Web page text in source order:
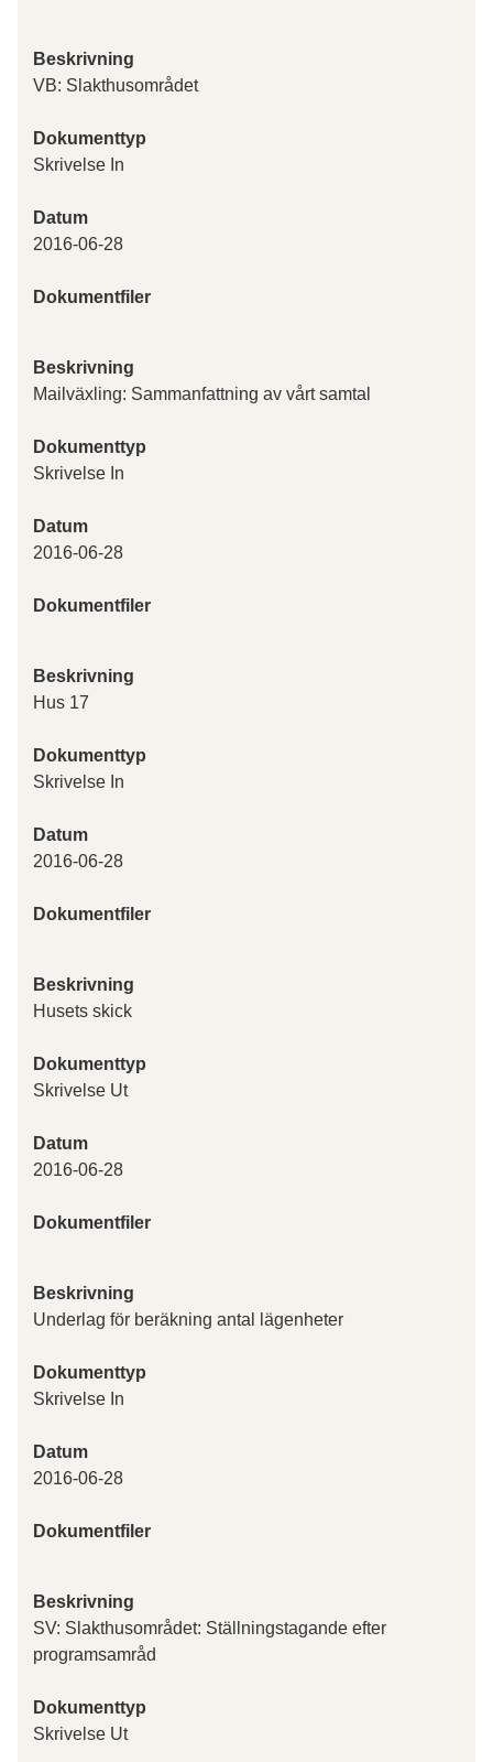
Beskrivning
VB: Slakthusområdet
Dokumenttyp
Skrivelse In
Datum
2016-06-28
Dokumentfiler
Beskrivning
Mailväxling: Sammanfattning av vårt samtal
Dokumenttyp
Skrivelse In
Datum
2016-06-28
Dokumentfiler
Beskrivning
Hus 17
Dokumenttyp
Skrivelse In
Datum
2016-06-28
Dokumentfiler
Beskrivning
Husets skick
Dokumenttyp
Skrivelse Ut
Datum
2016-06-28
Dokumentfiler
Beskrivning
Underlag för beräkning antal lägenheter
Dokumenttyp
Skrivelse In
Datum
2016-06-28
Dokumentfiler
Beskrivning
SV: Slakthusområdet: Ställningstagande efter
programsamråd
Dokumenttyp
Skrivelse Ut